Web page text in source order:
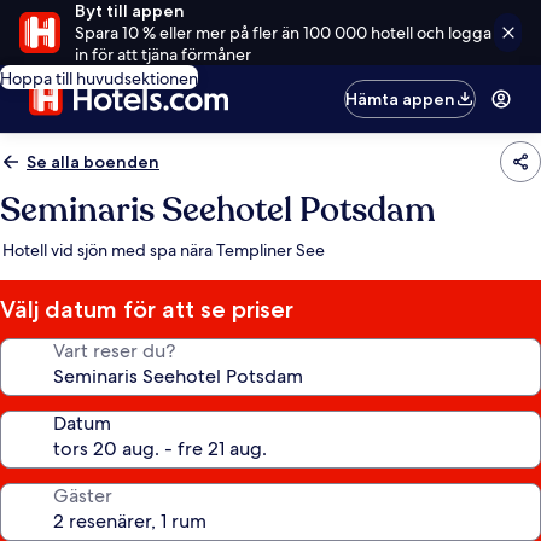
Byt till appen
Spara 10 % eller mer på fler än 100 000 hotell och logga
in för att tjäna förmåner
Hoppa till huvudsektionen
Hämta appen
Se alla boenden
Seminaris Seehotel Potsdam
Hotell vid sjön med spa nära Templiner See
Välj datum för att se priser
Vart reser du?
Datum
Gäster